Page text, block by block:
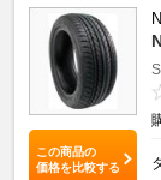
この商品の
価格を比較する